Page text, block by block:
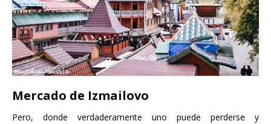
Mercado de Izmailovo
Pero, donde verdaderamente uno puede perderse y